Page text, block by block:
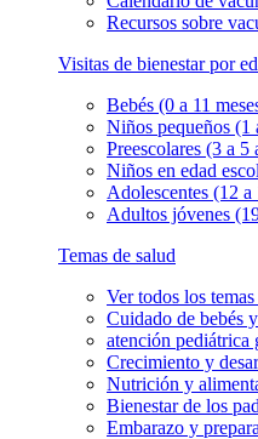
Recursos sobre
Visitas de bienestar por
Bebés (0 a 11
Niños pequeños (1
Preescolares (3 a 5
Niños en edad
Adolescentes (12 a
Adultos jóvenes
Temas de salud
Ver todos los
Cuidado de bebés
atención pediátrica
Crecimiento y
Nutrición y
Bienestar de los
Embarazo y